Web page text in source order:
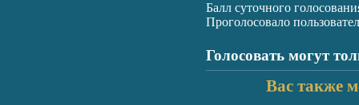
Балл суточного
Проголосовало
Голосовать могут
Вас также